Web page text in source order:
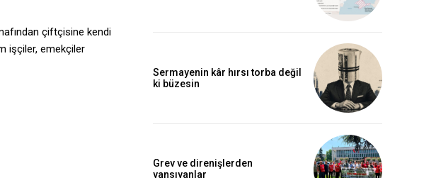
çiftçisine kendi
işçiler, emekçiler
Sermayenin kâr hırsı torba değil
ki büzesin
Grev ve direnişlerden
yansıyanlar